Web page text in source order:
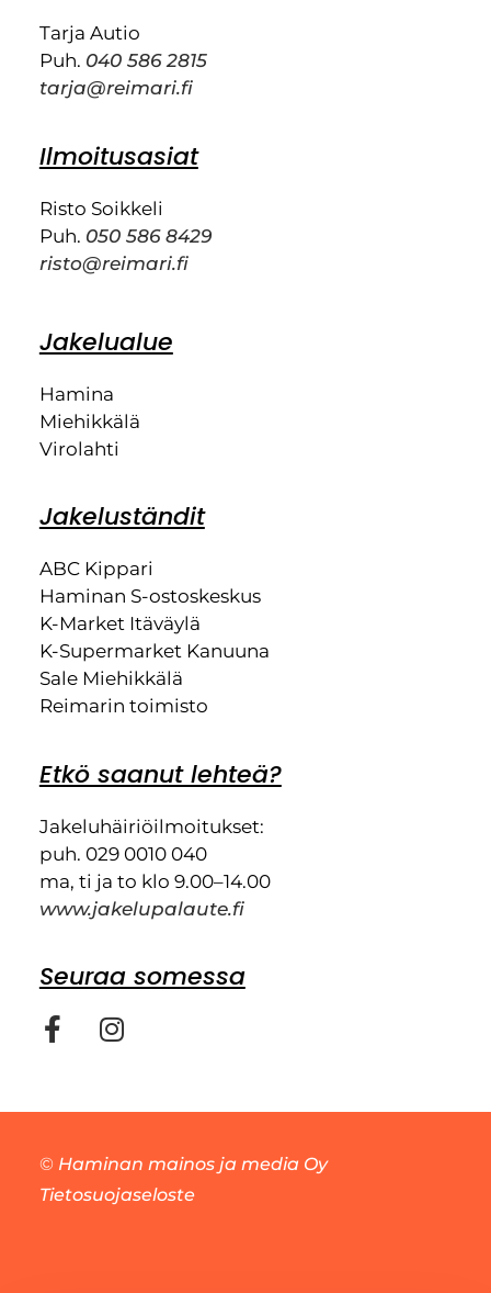
Tarja Autio
Puh. 040 586 2815
tarja@reimari.fi
Ilmoitusasiat
Risto Soikkeli
Puh. 050 586 8429
risto@reimari.fi
Jakelualue
Hamina
Miehikkälä
Virolahti
Jakeluständit
ABC Kippari
Haminan S-ostoskeskus
K-Market Itäväylä
K-Supermarket Kanuuna
Sale Miehikkälä
Reimarin toimisto
Etkö saanut lehteä?
Jakeluhäiriöilmoitukset:
puh. 029 0010 040
ma, ti ja to klo 9.00–14.00
www.jakelupalaute.fi
Seuraa somessa
© Haminan mainos ja media Oy
Tietosuojaseloste